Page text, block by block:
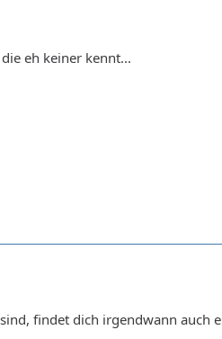
eh keiner kennt...
findet dich irgendwann auch